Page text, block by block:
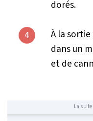
dorés.
4
À la
dans un
et de
La